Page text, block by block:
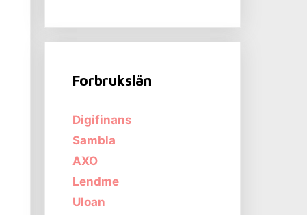
Forbrukslån
Digifinans
Sambla
AXO
Lendme
Uloan